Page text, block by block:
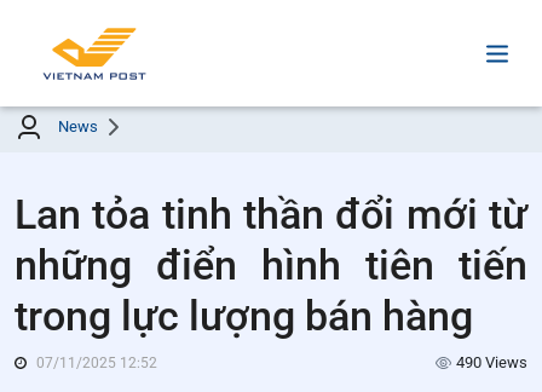
News
Lan tỏa tinh thần đổi mới từ
những điển hình tiên tiến
trong lực lượng bán hàng
07/11/2025 12:52 490 Views